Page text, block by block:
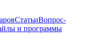
СтатьиВопрос-
и программы